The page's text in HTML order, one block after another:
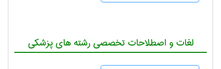
لغات و اصطلاحات تخصصی رشته های پزشکی